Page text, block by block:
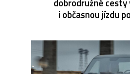
i občasnou jízdu